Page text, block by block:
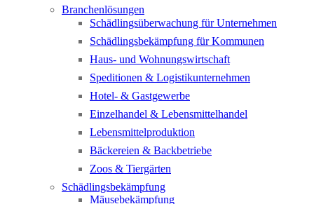
Branchenlösungen
Schädlingsüberwachung für Unternehmen
Schädlingsbekämpfung für Kommunen
Haus- und Wohnungswirtschaft
Speditionen & Logistikunternehmen
Hotel- & Gastgewerbe
Einzelhandel & Lebensmittelhandel
Lebensmittelproduktion
Bäckereien & Backbetriebe
Zoos & Tiergärten
Schädlingsbekämpfung
Mäusebekämpfung